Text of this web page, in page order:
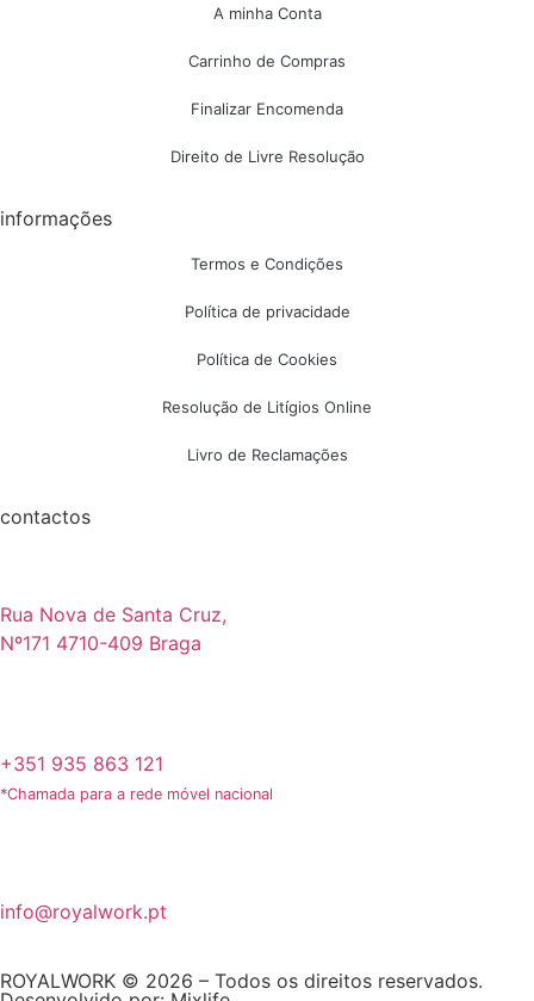
A minha Conta
Carrinho de Compras
Finalizar Encomenda
Direito de Livre Resolução
informações
Termos e Condições
Política de privacidade
Política de Cookies
Resolução de Litígios Online
Livro de Reclamações
contactos
Rua Nova de Santa Cruz,
Nº171 4710-409 Braga
+351 935 863 121
*Chamada para a rede móvel nacional
info@royalwork.pt
ROYALWORK © 2026 – Todos os direitos reservados.